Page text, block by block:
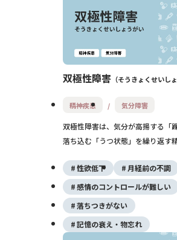
双極性障害 そうきょくせいし
精神疾患 気分障害
双極性障害は、気分が高揚する「
落ち込む「うつ状態」を繰り返す
たすことがあります。適切な薬物療
療法によって、安定した生活を送る
能です。
性欲低下
月経前の不調
感情のコントロールが難しい
落ちつきがない
記憶の衰え・物忘れ